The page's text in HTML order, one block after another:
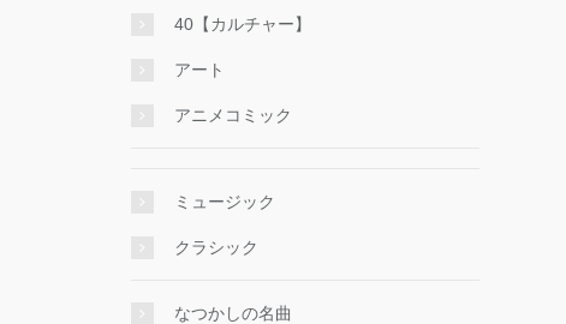
40【カルチャー】
アート
アニメコミック
ミュージック
クラシック
なつかしの名曲